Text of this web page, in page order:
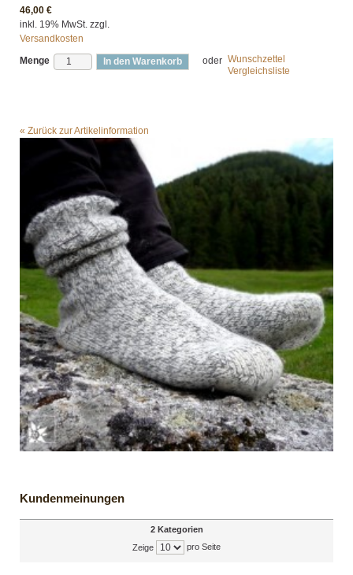
46,00 €
inkl. 19% MwSt. zzgl.
Versandkosten
Menge
In den Warenkorb oder Wunschzettel
Vergleichsliste
« Zurück zur Artikelinformation
Kundenmeinungen
2 Kategorien
Zeige
pro Seite